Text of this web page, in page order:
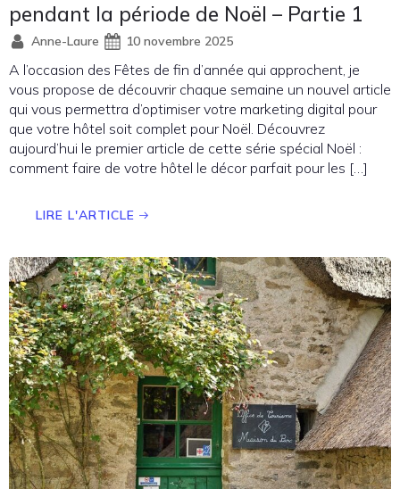
pendant la période de Noël – Partie 1
Anne-Laure 10 novembre 2025
A l’occasion des Fêtes de fin d’année qui approchent, je
vous propose de découvrir chaque semaine un nouvel article
qui vous permettra d’optimiser votre marketing digital pour
que votre hôtel soit complet pour Noël. Découvrez
aujourd’hui le premier article de cette série spécial Noël :
comment faire de votre hôtel le décor parfait pour les […]
LIRE L'ARTICLE